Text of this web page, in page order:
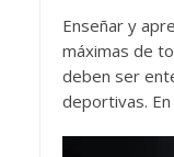
Enseñar y
máximas de
deben ser
deportivas. En